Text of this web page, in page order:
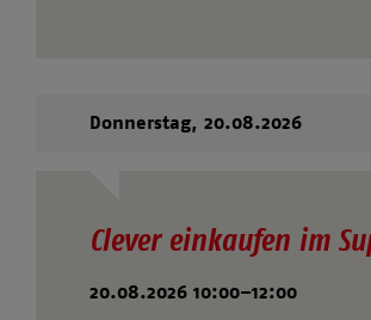
Donnerstag, 20.08.2026
Clever einkaufen im
20.08.2026 10:00–12:00